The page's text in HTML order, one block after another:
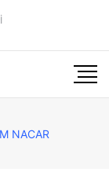
NACAR